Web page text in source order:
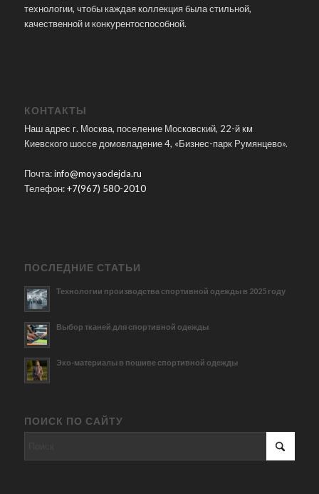
технологии, чтобы каждая коллекция была стильной,
качественной и конкурентоспособной.
КОНТАКТЫ
Наш адрес г. Москва, поселение Московский, 22-й км
Киевского шоссе домовладение 4, «Бизнес-парк Румянцево».
Почта:info@moyaodejda.ru
Телефон:+7(967) 580-2010
ПОСЛЕДНИЕ СТАТЬИ
Технологии производства спортивной одежды в 2025 году
Выбор тканей для спортивной одежды
Эко-материалы в пошиве спортивной одежды
ПОИСК ПО САЙТУ